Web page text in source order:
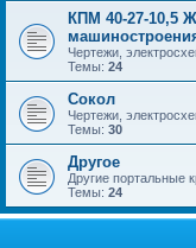
КПМ 40-27-10,5
Чертежи,
Темы: 24
Сокол
Чертежи,
Темы: 30
Другое
Другие портальные
Темы: 24